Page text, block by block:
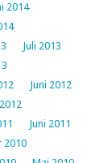
2014
Juli 2013
Juni 2012
Juni 2011
2010